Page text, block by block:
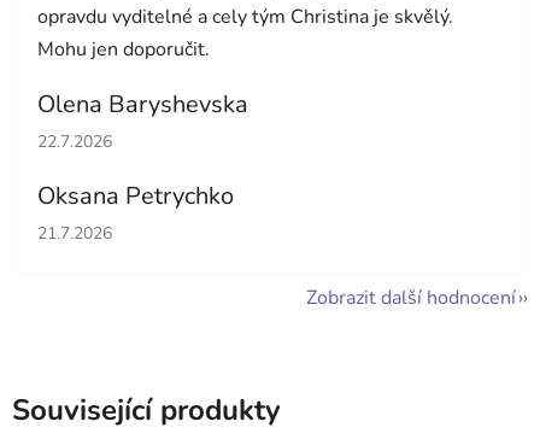
opravdu vyditelné a cely tým Christina je skvělý.
Mohu jen doporučit.
Olena Baryshevska
Hodnocení obchodu je 5 z 5 hvězdiček.
22.7.2026
Oksana Petrychko
Hodnocení obchodu je 5 z 5 hvězdiček.
21.7.2026
Zobrazit další hodnocení
Související produkty